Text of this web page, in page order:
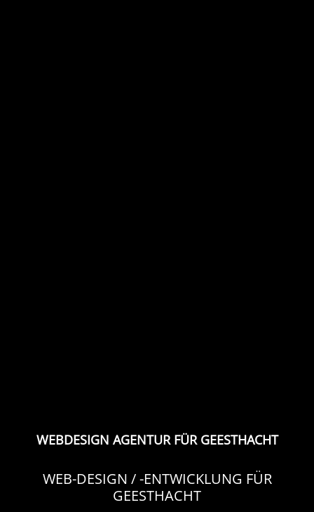
WEBDESIGN AGENTUR FÜR GEESTHACHT
WEB-DESIGN / -ENTWICKLUNG FÜR
GEESTHACHT